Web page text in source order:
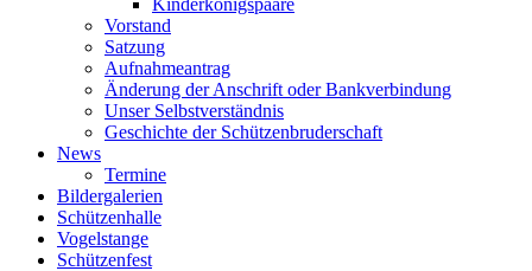
Kinderkönigspaare
Vorstand
Satzung
Aufnahmeantrag
Änderung der Anschrift oder Bankverbindung
Unser Selbstverständnis
Geschichte der Schützenbruderschaft
News
Termine
Bildergalerien
Schützenhalle
Vogelstange
Schützenfest